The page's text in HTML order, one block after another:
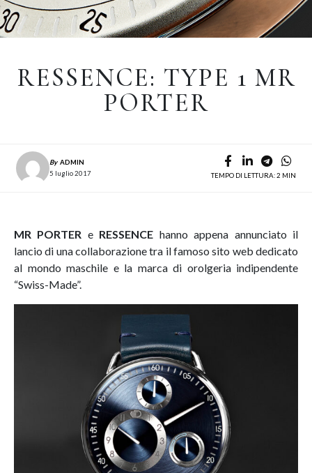
RESSENCE: TYPE 1 MR
PORTER
By ADMIN
5 luglio 2017
TEMPO DI LETTURA: 2 MIN
MR PORTER e RESSENCE hanno appena annunciato il
lancio di una collaborazione tra il famoso sito web dedicato
al mondo maschile e la marca di orolgeria indipendente
“Swiss-Made”.